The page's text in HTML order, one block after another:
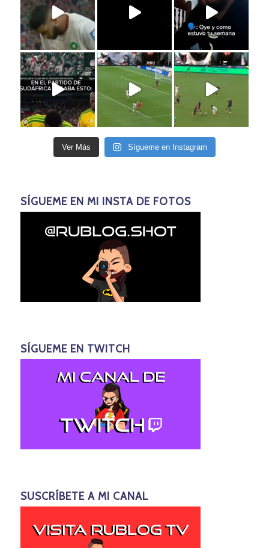
Ver Más Sígueme en Instagram
SÍGUEME EN MI INSTA DE FOTOS
SÍGUEME EN TWITCH
SUSCRÍBETE A MI CANAL